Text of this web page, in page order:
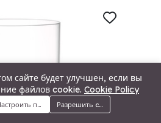
Поиск Корзина
сайте будет улучшен, если вы
файлов cookie. Cookie Policy
предпочтенияРазрешить cookie